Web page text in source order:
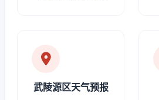
武陵源区天气预报